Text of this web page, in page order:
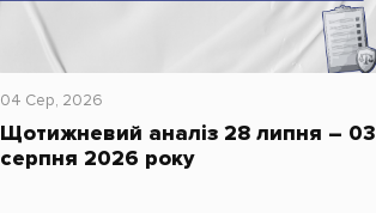
04 Сер, 2026
Щотижневий аналіз 28 липня – 03
серпня 2026 року